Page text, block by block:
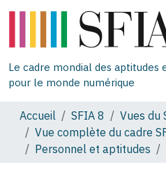
Le cadre mondial des aptitudes
pour le monde numérique
Accueil SFIA 8
Vues du
Vue complète du cadre
Personnel et aptitudes